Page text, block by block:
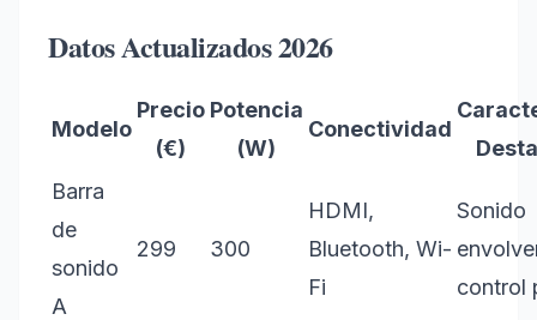
Datos Actualizados 2026
Modelo
Precio
(€)
Potencia
(W)
Conectividad
Barra
de
sonido
A
299 300
HDMI,
Bluetooth, Wi-
Fi
Sonido
control